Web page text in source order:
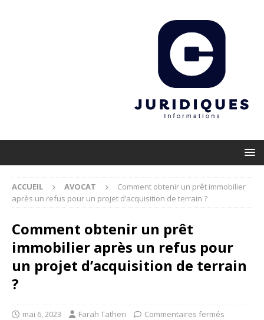
ACCUEIL AVOCAT
Comment obtenir un prêt immobilier
après un refus pour un projet d’acquisition de terrain ?
Comment obtenir un prêt
immobilier après un refus pour
un projet d’acquisition de terrain
?
mai 6, 2023 Farah Tatheri Commentaires fermés